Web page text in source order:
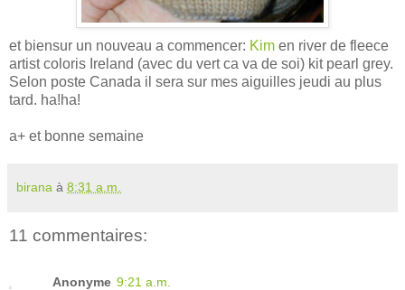
et biensur un nouveau a commencer: Kim en river de fleece
artist coloris Ireland (avec du vert ca va de soi) kit pearl grey.
Selon poste Canada il sera sur mes aiguilles jeudi au plus
tard. ha!ha!
a+ et bonne semaine
birana à 8:31 a.m.
11 commentaires:
Anonyme 9:21 a.m.